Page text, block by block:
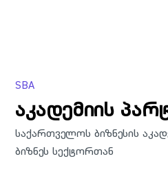
SBA
აკადემიის
საქართველოს ბიზნესის
ბიზნეს სექტორთან